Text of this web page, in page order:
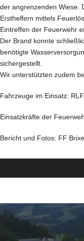
der angrenzenden Wiese.
Ersthelfern mittels
Eintreffen der Feuerwehr
Der Brand konnte
benötigte
sichergestellt.
Wir unterstützten zudem
Fahrzeuge im Einsatz:
Einsatzkräfte der
Bericht und Fotos: FF